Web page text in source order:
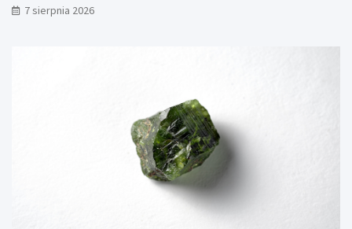
7 sierpnia 2026